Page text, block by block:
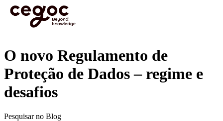
Skip to main content
Está aqui:Home > Recursos
Regulamento de Proteção de Dados – regime e desafios
O novo Regulamento de
Proteção de Dados – regime e
desafios
Pesquisar no Blog